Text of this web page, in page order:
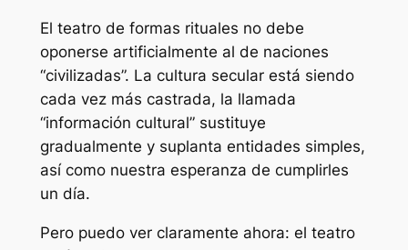
El teatro de formas rituales no debe
oponerse artificialmente al de naciones
“civilizadas”. La cultura secular está siendo
cada vez más castrada, la llamada
“información cultural” sustituye
gradualmente y suplanta entidades simples,
así como nuestra esperanza de cumplirles
un día.
Pero puedo ver claramente ahora: el teatro